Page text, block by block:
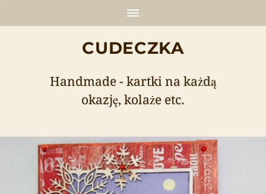
CUDECZKA
Handmade - kartki na każdą
okazję, kolaże etc.